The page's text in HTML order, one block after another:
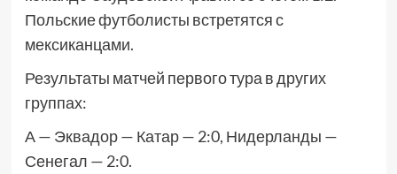
Польские футболисты встретятся с
мексиканцами.
Результаты матчей первого тура в других
группах:
А — Эквадор — Катар — 2:0, Нидерланды —
Сенегал — 2:0.